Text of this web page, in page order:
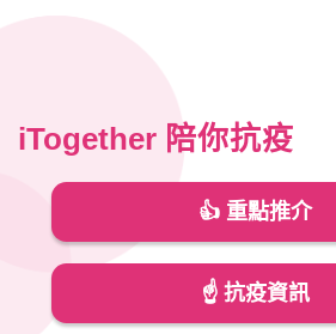
iTogether 陪你抗疫
👍 重點推介
☝️ 抗疫資訊